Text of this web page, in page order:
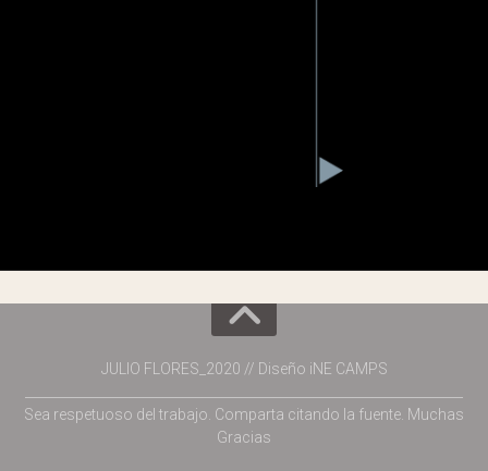
JULIO FLORES_2020 // Diseño iNE CAMPS
Sea respetuoso del trabajo. Comparta citando la fuente. Muchas
Gracias